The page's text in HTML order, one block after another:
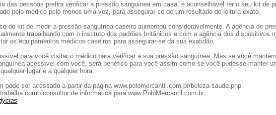
das pessoas prefira verificar a pressão sanguínea em casa, é aconselhável ter o seu kit de
pelo médico pelo menos uma vez, para assegurar-se de um resultado de leitura exato.
do kit de medir a pressão sanguínea caseiro aumentou consideravelmente. A agência de
trabalhando com o instituto dos padrões britânicos e com a agência dos dispositivos
os equipamentos médicos caseiros para assegurar-se da sua exatidão.
para você visitar o médico para verificar a sua pressão sanguínea. Mas se você
acessível com você, será benéfico para você assim como se você pudesse manter
lugar e a qualquer hora.
pode ser acessado a partir da página www.polomercantil.com.br/beleza-saude.php
como consultor de informática para www.PoloMercantil.com.br